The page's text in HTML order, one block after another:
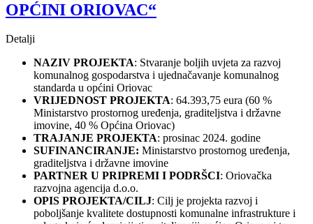
OPĆINI ORIOVAC“
Detalji
NAZIV PROJEKTA: Stvaranje boljih uvjeta za razvoj
komunalnog gospodarstva i ujednačavanje komunalnog
standarda u općini Oriovac
VRIJEDNOST PROJEKTA: 64.393,75 eura (60 %
Ministarstvo prostornog uređenja, graditeljstva i državne
imovine, 40 % Općina Oriovac)
TRAJANJE PROJEKTA: prosinac 2024. godine
SUFINANCIRANJE: Ministarstvo prostornog uređenja,
graditeljstva i državne imovine
PARTNER U PRIPREMI I PODRŠCI: Oriovačka
razvojna agencija d.o.o.
OPIS PROJEKTA/CILJ: Cilj je projekta razvoj i
poboljšanje kvalitete dostupnosti komunalne infrastrukture i